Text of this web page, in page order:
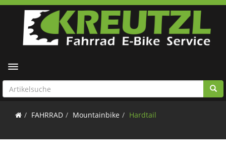
Toggle navigation
FAHRRAD Mountainbike Hardtail